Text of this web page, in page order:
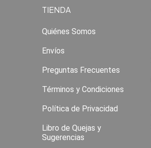
TIENDA
Quiénes Somos
Envíos
Preguntas Frecuentes
Términos y Condiciones
Política de Privacidad
Libro de Quejas y
Sugerencias